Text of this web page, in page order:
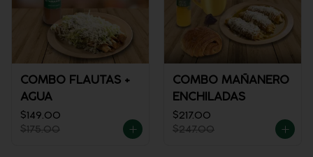
COMBO FLAUTAS +
AGUA
$149.00
$175.00
COMBO MAÑANERO
ENCHILADAS
$217.00
$247.00